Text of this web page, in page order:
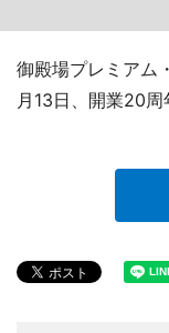
御殿場プレミアム
月13日、開業20周